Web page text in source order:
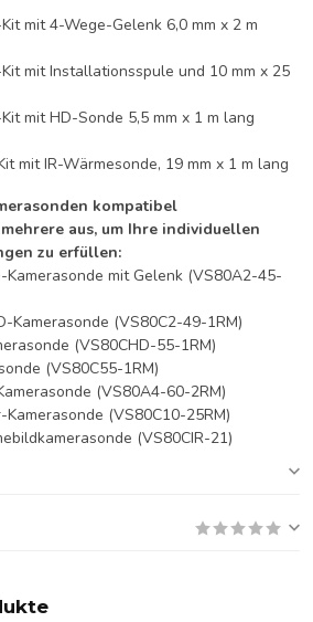
mit 4-Wege-Gelenk 6,0 mm x 2 m
mit Installationsspule und 10 mm x 25
mit HD-Sonde 5,5 mm x 1 m lang
mit IR-Wärmesonde, 19 mm x 1 m lang
kompatibel
aus, um Ihre individuellen
zu erfüllen:
Kamerasonde mit Gelenk (VS80A2-45-
Kamerasonde (VS80C2-49-1RM)
(VS80CHD-55-1RM)
(VS80C55-1RM)
(VS80A4-60-2RM)
(VS80C10-25RM)
(VS80CIR-21)